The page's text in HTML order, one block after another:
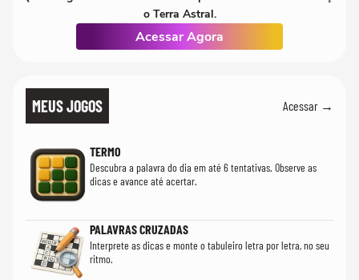
o Terra Astral.
Acessar Agora
MEUS JOGOS Acessar →
TERMO
Descubra a palavra do dia em até 6 tentativas. Observe as
dicas e avance até acertar.
PALAVRAS CRUZADAS
Interprete as dicas e monte o tabuleiro letra por letra, no seu
ritmo.